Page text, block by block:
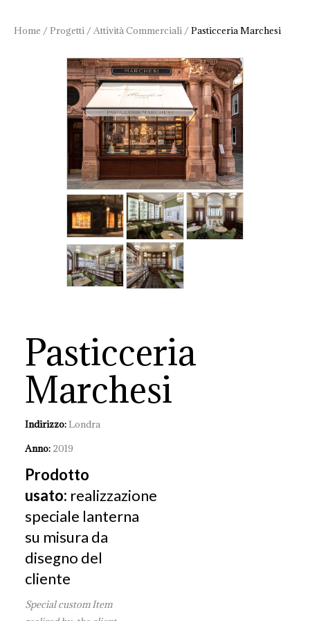
Home /Progetti /Attività Commerciali /Pasticceria Marchesi
Pasticceria
Marchesi
Indirizzo:Londra
Anno: 2019
Prodotto
usato: realizzazione
speciale lanterna
su misura da
disegno del
cliente
Special custom Item